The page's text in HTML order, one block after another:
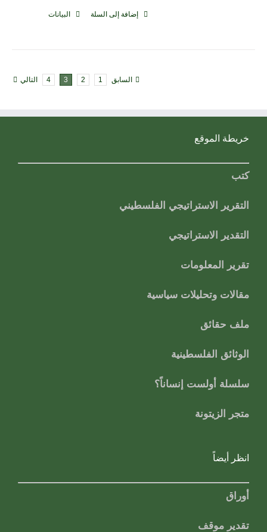
إضافة إلى السلة البيانات
السابق 1
2
3
4 التالي
خريطة الموقع
كتب
التقرير الاستراتيجي الفلسطيني
التقدير الاستراتيجي
تقرير المعلومات
مقالات وتحليلات سياسية
ملف حقائق
الوثائق الفلسطينية
سلسلة أولست إنساناً؟
متجر الزيتونة
انظر أيضاً
أوراق
تقدير موقف